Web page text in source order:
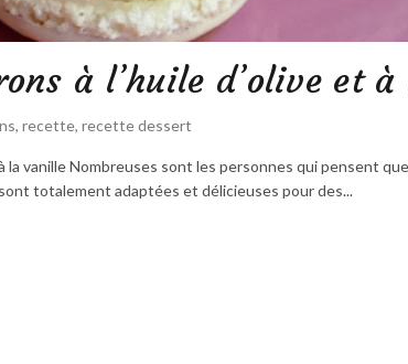
à l’huile d’olive et
, recette, recette dessert
la vanille Nombreuses sont les personnes qui pensent
totalement adaptées et délicieuses pour des...